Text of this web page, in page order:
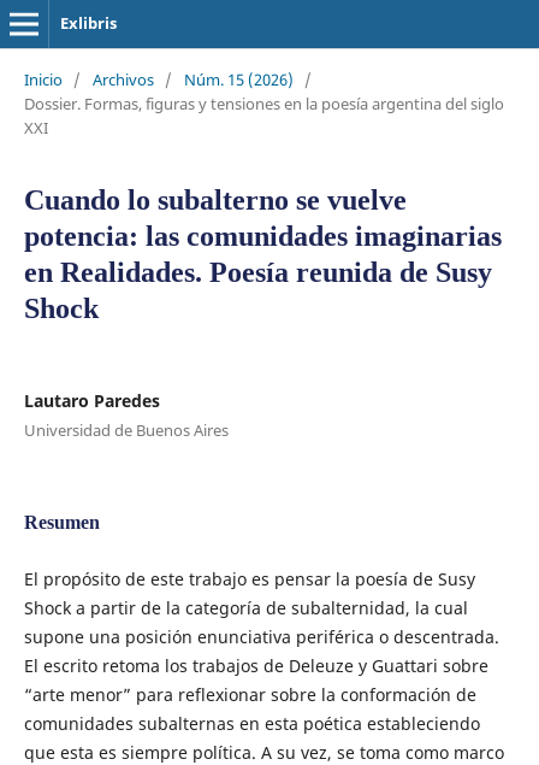
Exlibris
Inicio / Archivos / Núm. 15 (2026)
/
Dossier. Formas, figuras y tensiones en la poesía argentina del siglo
XXI
Cuando lo subalterno se vuelve
potencia: las comunidades imaginarias
en Realidades. Poesía reunida de Susy
Shock
Lautaro Paredes
Universidad de Buenos Aires
Resumen
El propósito de este trabajo es pensar la poesía de Susy
Shock a partir de la categoría de subalternidad, la cual
supone una posición enunciativa periférica o descentrada.
El escrito retoma los trabajos de Deleuze y Guattari sobre
“arte menor” para reflexionar sobre la conformación de
comunidades subalternas en esta poética estableciendo
que esta es siempre política. A su vez, se toma como marco